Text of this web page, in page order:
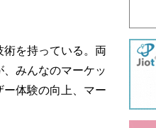
を持っている。両
みんなのマーケッ
体験の向上、マー